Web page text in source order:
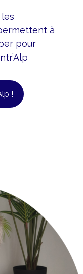
à
pour
!